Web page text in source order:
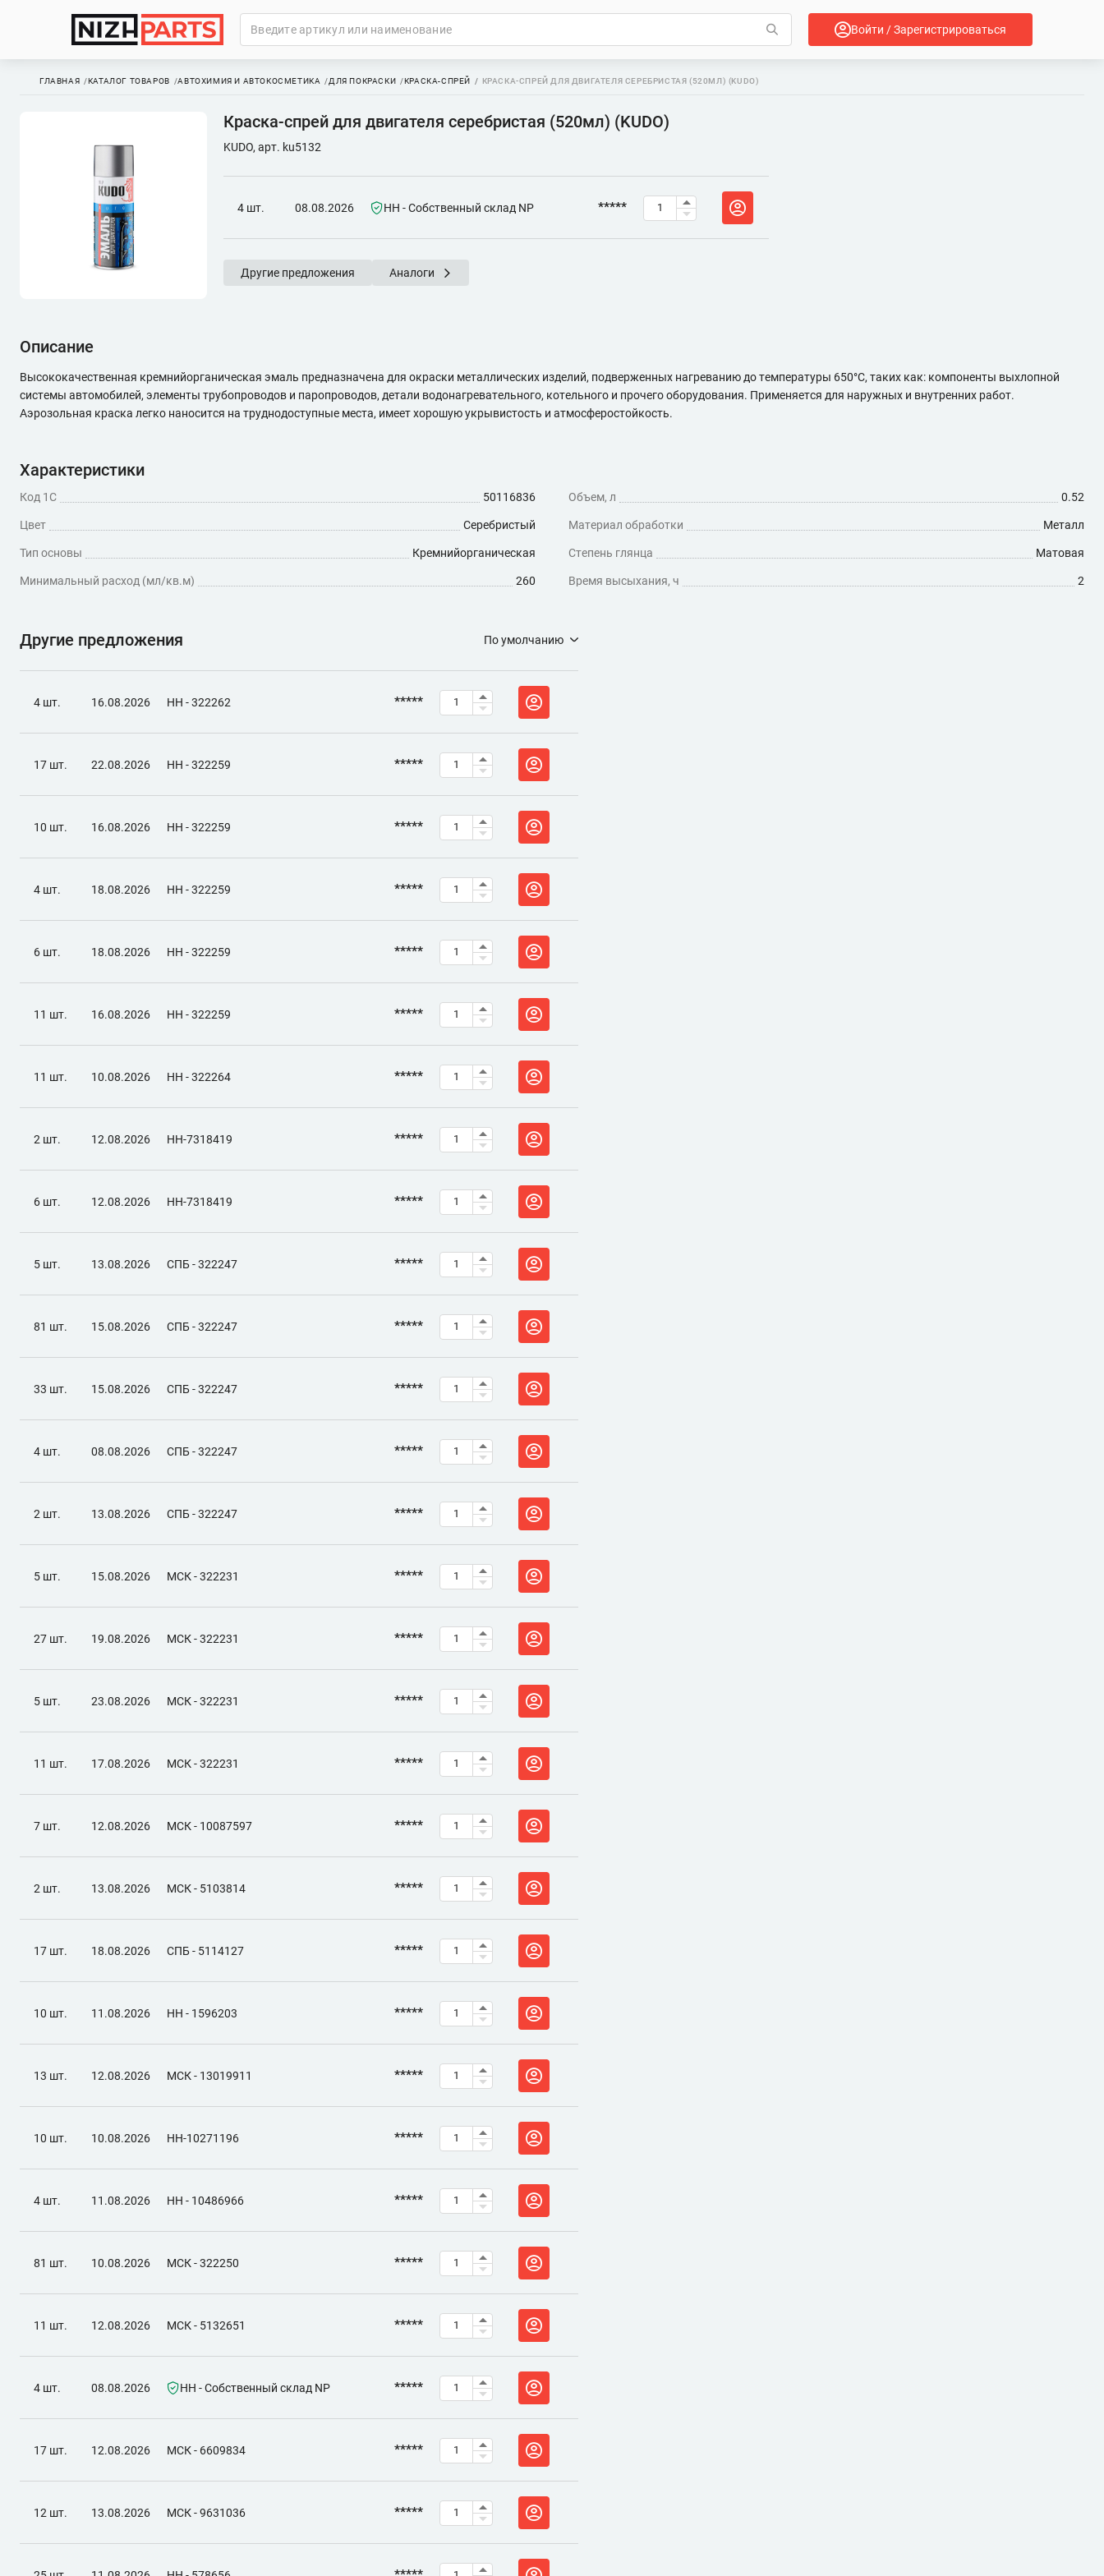
Войти / Зарегистрироваться
ГЛАВНАЯ КАТАЛОГ ТОВАРОВ АВТОХИМИЯ И АВТОКОСМЕТИКА ДЛЯ ПОКРАСКИ КРАСКА-СПРЕЙ КРАСКА-СПРЕЙ ДЛЯ ДВИГАТЕЛЯ СЕРЕБРИСТАЯ (520МЛ) (KUDO)
Краска-спрей для двигателя серебристая (520мл) (KUDO)
KUDO, арт. ku5132
4 шт. 08.08.2026 НН - Собственный склад NP *****
Другие предложения Аналоги
Описание
Высококачественная кремнийорганическая эмаль предназначена для окраски металлических изделий, подверженных нагреванию до температуры 650°C, таких как: компоненты выхлопной
системы автомобилей, элементы трубопроводов и паропроводов, детали водонагревательного, котельного и прочего оборудования. Применяется для наружных и внутренних работ.
Аэрозольная краска легко наносится на труднодоступные места, имеет хорошую укрывистость и атмосферостойкость.
Характеристики
Код 1С 50116836 Объем, л 0.52
Цвет Серебристый Материал обработки Металл
Тип основы Кремнийорганическая Степень глянца Матовая
Минимальный расход (мл/кв.м) 260 Время высыхания, ч 2
Другие предложения По умолчанию
4 шт. 16.08.2026 НН - 322262 *****
17 шт. 22.08.2026 НН - 322259 *****
10 шт. 16.08.2026 НН - 322259 *****
4 шт. 18.08.2026 НН - 322259 *****
6 шт. 18.08.2026 НН - 322259 *****
11 шт. 16.08.2026 НН - 322259 *****
11 шт. 10.08.2026 НН - 322264 *****
2 шт. 12.08.2026 НН-7318419 *****
6 шт. 12.08.2026 НН-7318419 *****
5 шт. 13.08.2026 СПБ - 322247 *****
81 шт. 15.08.2026 СПБ - 322247 *****
33 шт. 15.08.2026 СПБ - 322247 *****
4 шт. 08.08.2026 СПБ - 322247 *****
2 шт. 13.08.2026 СПБ - 322247 *****
5 шт. 15.08.2026 МСК - 322231 *****
27 шт. 19.08.2026 МСК - 322231 *****
5 шт. 23.08.2026 МСК - 322231 *****
11 шт. 17.08.2026 МСК - 322231 *****
7 шт. 12.08.2026 МСК - 10087597 *****
2 шт. 13.08.2026 МСК - 5103814 *****
17 шт. 18.08.2026 СПБ - 5114127 *****
10 шт. 11.08.2026 НН - 1596203 *****
13 шт. 12.08.2026 МСК - 13019911 *****
10 шт. 10.08.2026 НН-10271196 *****
4 шт. 11.08.2026 НН - 10486966 *****
81 шт. 10.08.2026 МСК - 322250 *****
11 шт. 12.08.2026 МСК - 5132651 *****
4 шт. 08.08.2026 НН - Собственный склад NP *****
17 шт. 12.08.2026 МСК - 6609834 *****
12 шт. 13.08.2026 МСК - 9631036 *****